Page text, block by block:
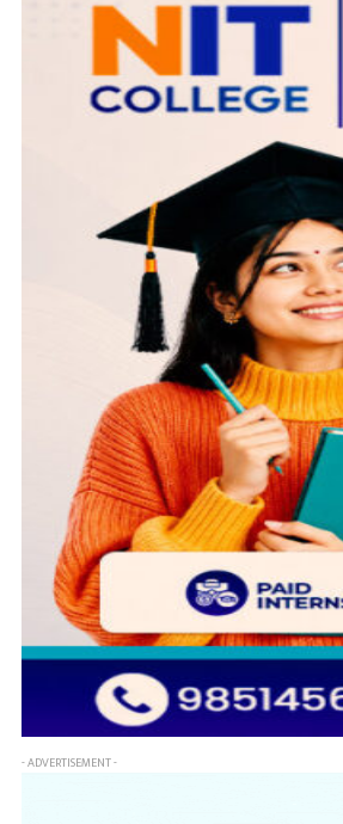
- ADVERTISEMENT -